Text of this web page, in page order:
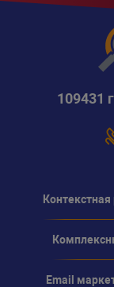
109431
Email